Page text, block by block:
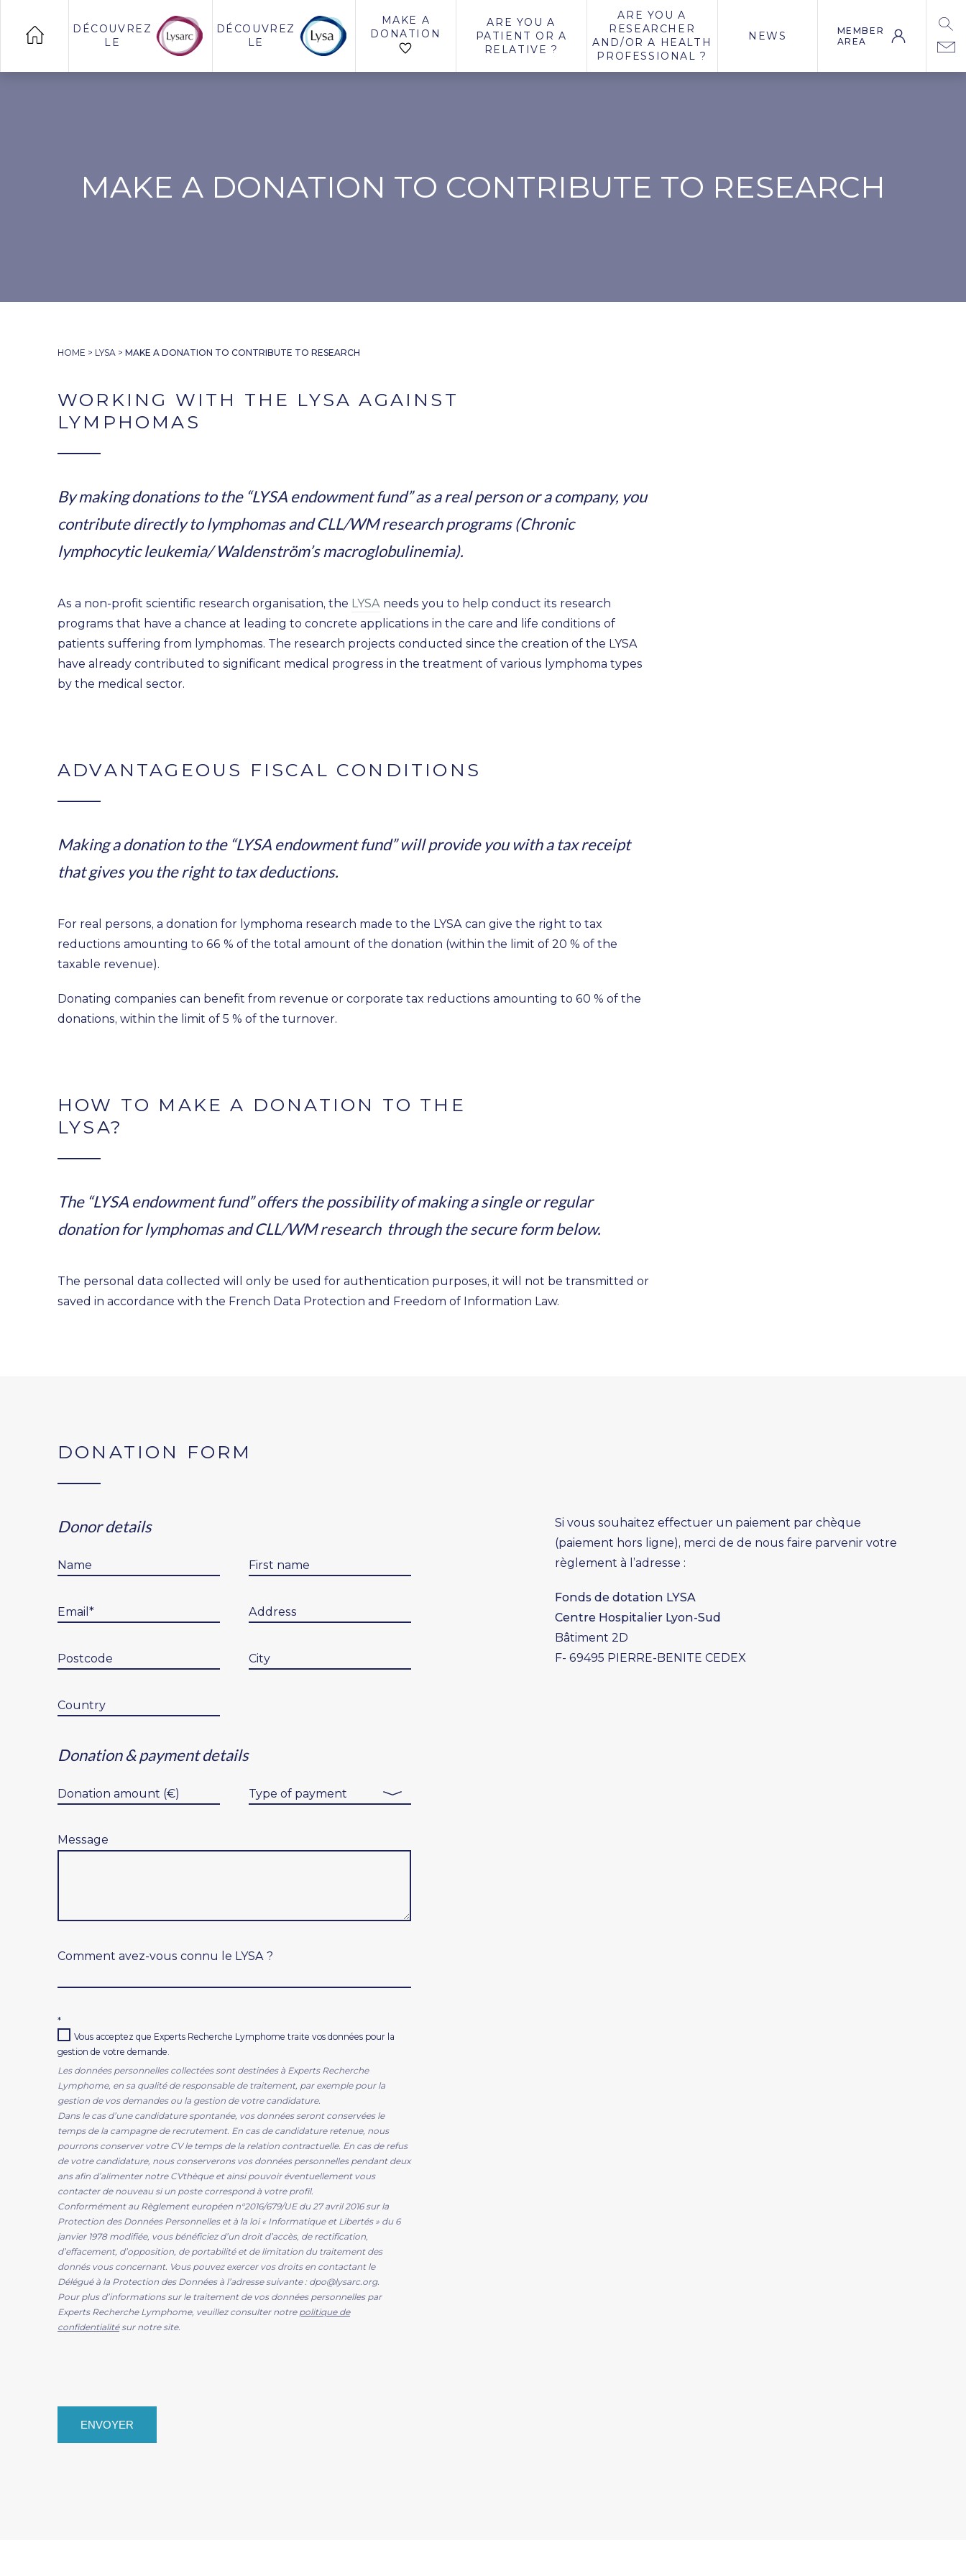
DÉCOUVREZ
LE
DÉCOUVREZ
LE
MAKE A
DONATION
ARE YOU A
PATIENT OR A
RELATIVE ?
ARE YOU A
RESEARCHER
AND/OR A HEALTH
PROFESSIONAL ?
NEWS
MEMBER
AREA
MAKE A DONATION TO CONTRIBUTE TO RESEARCH
HOME > LYSA > MAKE A DONATION TO CONTRIBUTE TO RESEARCH
WORKING WITH THE LYSA AGAINST
LYMPHOMAS
By making donations to the “LYSA endowment fund” as a real person or a company, you
contribute directly to lymphomas and CLL/WM research programs (Chronic
lymphocytic leukemia/ Waldenström’s macroglobulinemia).
As a non-profit scientific research organisation, the LYSA needs you to help conduct its research
programs that have a chance at leading to concrete applications in the care and life conditions of
patients suffering from lymphomas. The research projects conducted since the creation of the LYSA
have already contributed to significant medical progress in the treatment of various lymphoma types
by the medical sector.
ADVANTAGEOUS FISCAL CONDITIONS
Making a donation to the “LYSA endowment fund” will provide you with a tax receipt
that gives you the right to tax deductions.
For real persons, a donation for lymphoma research made to the LYSA can give the right to tax
reductions amounting to 66 % of the total amount of the donation (within the limit of 20 % of the
taxable revenue).
Donating companies can benefit from revenue or corporate tax reductions amounting to 60 % of the
donations, within the limit of 5 % of the turnover.
HOW TO MAKE A DONATION TO THE
LYSA?
The “LYSA endowment fund” offers the possibility of making a single or regular
donation for lymphomas and CLL/WM research through the secure form below.
The personal data collected will only be used for authentication purposes, it will not be transmitted or
saved in accordance with the French Data Protection and Freedom of Information Law.
DONATION FORM
Donor details
Donation & payment details
Message
Comment avez-vous connu le LYSA ?
*
Vous acceptez que Experts Recherche Lymphome traite vos données pour la
gestion de votre demande.
Les données personnelles collectées sont destinées à Experts Recherche
Lymphome, en sa qualité de responsable de traitement, par exemple pour la
gestion de vos demandes ou la gestion de votre candidature.
Dans le cas d’une candidature spontanée, vos données seront conservées le
temps de la campagne de recrutement. En cas de candidature retenue, nous
pourrons conserver votre CV le temps de la relation contractuelle. En cas de refus
de votre candidature, nous conserverons vos données personnelles pendant deux
ans afin d’alimenter notre CVthèque et ainsi pouvoir éventuellement vous
contacter de nouveau si un poste correspond à votre profil.
Conformément au Règlement européen n°2016/679/UE du 27 avril 2016 sur la
Protection des Données Personnelles et à la loi « Informatique et Libertés » du 6
janvier 1978 modifiée, vous bénéficiez d’un droit d’accès, de rectification,
d’effacement, d’opposition, de portabilité et de limitation du traitement des
donnés vous concernant. Vous pouvez exercer vos droits en contactant le
Délégué à la Protection des Données à l’adresse suivante : dpo@lysarc.org.
Pour plus d’informations sur le traitement de vos données personnelles par
Experts Recherche Lymphome, veuillez consulter notre politique de
confidentialitésur notre site.
ENVOYER
Si vous souhaitez effectuer un paiement par chèque
(paiement hors ligne), merci de de nous faire parvenir votre
règlement à l’adresse :
Fonds de dotation LYSA
Centre Hospitalier Lyon-Sud
Bâtiment 2D
F- 69495 PIERRE-BENITE CEDEX